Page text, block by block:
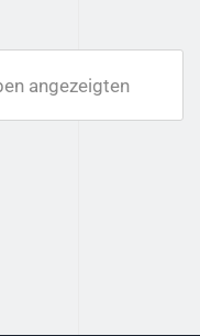
angezeigten